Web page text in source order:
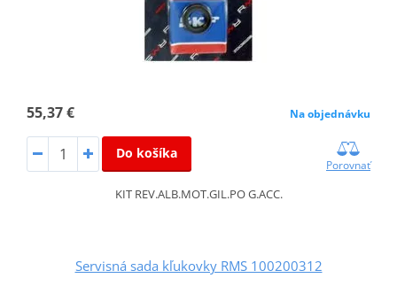
55,37 € Na objednávku
Do košíka
Porovnať
KIT REV.ALB.MOT.GIL.PO G.ACC.
Servisná sada kľukovky RMS 100200312